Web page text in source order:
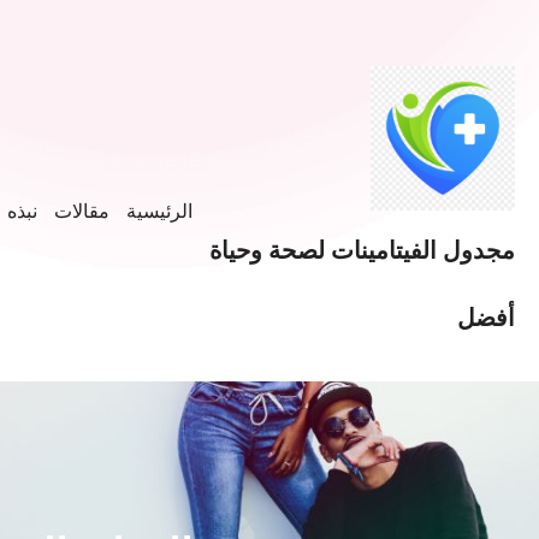
مجدول الفيتامينات لصحة وحياة
أفضل
الرئيسية مقالات نبذه